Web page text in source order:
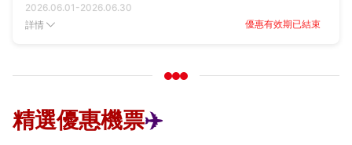
2026.06.01 -2026.06.30
詳情 優惠有效期已結束
精選優惠機票✈️